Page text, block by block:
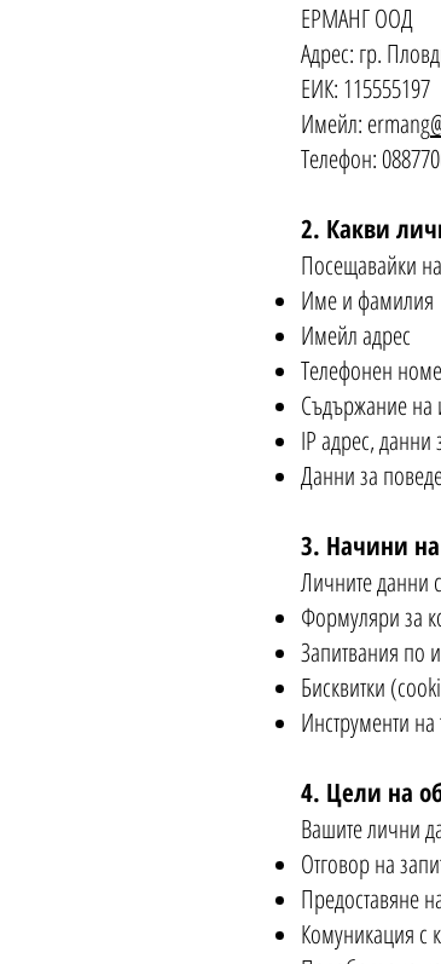
ЕРМАНГ ООД
Адрес: гр.
ЕИК: 115555197
Имейл: ermang
Телефон:
2. Какви
Посещавайки
Име и фамилия
Имейл адрес
Телефонен
Съдържание на
IP адрес, данни
Данни за
3. Начини
Личните данни
Формуляри за
Запитвания по
Бисквитки
Инструменти
4. Цели на
Вашите лични
Отговор на
Предоставяне
Комуникация с